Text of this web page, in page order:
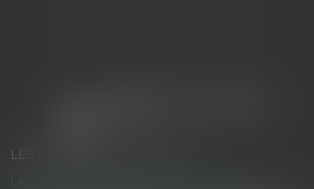
LES DERNIÈRES ACTUALITÉS
Le joug léger des monuments historiques